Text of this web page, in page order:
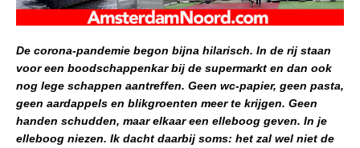
De corona-pandemie begon bijna hilarisch. In de rij staan
voor een boodschappenkar bij de supermarkt en dan ook
nog lege schappen aantreffen. Geen wc-papier, geen pasta,
geen aardappels en blikgroenten meer te krijgen. Geen
handen schudden, maar elkaar een elleboog geven. In je
elleboog niezen. Ik dacht daarbij soms: het zal wel niet de